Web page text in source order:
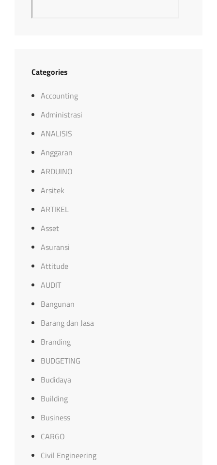
Categories
Accounting
Administrasi
ANALISIS
Anggaran
ARDUINO
Arsitek
ARTIKEL
Asset
Asuransi
Attitude
AUDIT
Bangunan
Barang dan Jasa
Branding
BUDGETING
Budidaya
Building
Business
CARGO
Civil Engineering